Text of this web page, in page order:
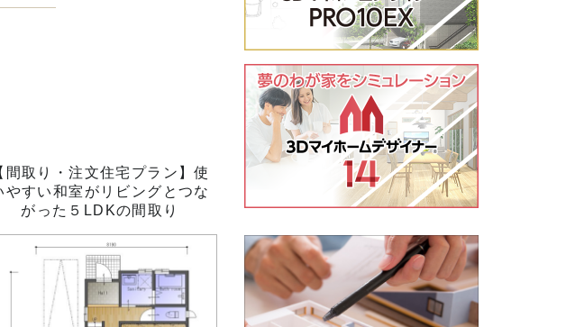
間取り・注文住宅プラン】使
やすい和室がリビングとつな
がった５LDKの間取り